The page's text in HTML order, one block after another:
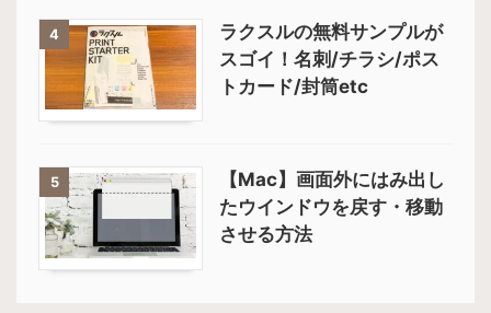
4
ラクスルの無料サンプルが
スゴイ！名刺/チラシ/ポス
トカード/封筒etc
5
【Mac】画面外にはみ出し
たウインドウを戻す・移動
させる方法